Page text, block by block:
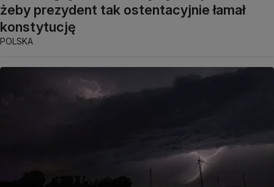
żeby prezydent tak ostentacyjnie łamał
konstytucję
POLSKA